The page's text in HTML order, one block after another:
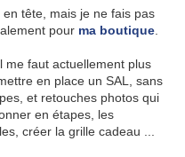
tête, mais je ne fais pas
pour ma boutique
me faut actuellement plus
en place un SAL, sans
et retouches photos qui
en étapes, les
créer la grille cadeau ...